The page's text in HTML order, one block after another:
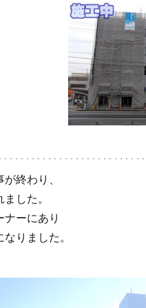
終わり、
した。
ーにあり
りました。